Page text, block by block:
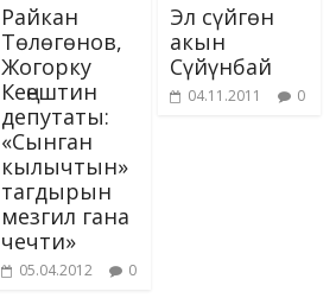
Райкан
Төлөгөнов,
Жогорку
Кеңештин
депутаты:
«Сынган
кылычтын»
тагдырын
мезгил гана
чечти»
05.04.2012 0
Эл сүйгөн
акын
Сүйүнбай
04.11.2011 0